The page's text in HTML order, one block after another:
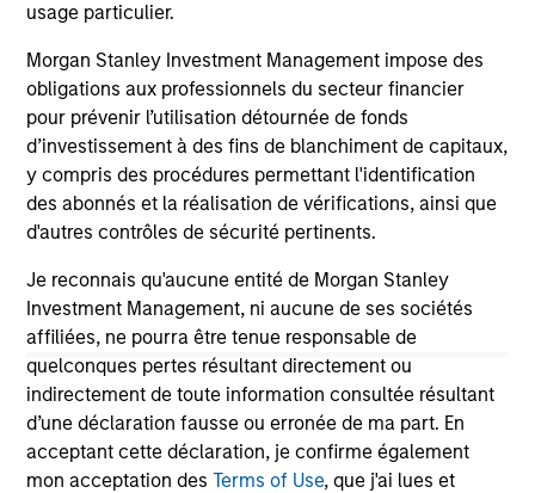
usage particulier.
Morgan Stanley Investment Management impose des
obligations aux professionnels du secteur financier
pour prévenir l’utilisation détournée de fonds
d’investissement à des fins de blanchiment de capitaux,
y compris des procédures permettant l'identification
des abonnés et la réalisation de vérifications, ainsi que
d'autres contrôles de sécurité pertinents.
Je reconnais qu'aucune entité de Morgan Stanley
Investment Management, ni aucune de ses sociétés
affiliées, ne pourra être tenue responsable de
quelconques pertes résultant directement ou
indirectement de toute information consultée résultant
d’une déclaration fausse ou erronée de ma part. En
acceptant cette déclaration, je confirme également
mon acceptation desTerms of Use, que j'ai lues et
The information on this page is for informational
purposes only. The information contained herein does
not constitute and should not be construed as an
offering of advisory services or an offer to sell or a
solicitation of an offer to buy any securities in any
jurisdiction in which such offer or solicitation,
purchase or sale would be unlawful under the
securities, insurance or other laws of such jurisdiction.
All investing involves risks, including a loss of principal.
Please refer to the strategy detail page for important
information on the strategy, including additional risk
considerations.